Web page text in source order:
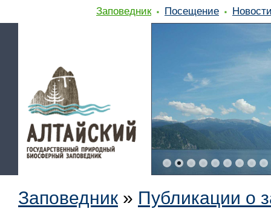
Заповедник Посещение
Заповедник » Публикации о